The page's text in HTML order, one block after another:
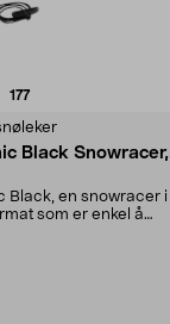
177anmeldelser
Black Snowracer,
Black, en snowracer i
som er enkel å
av 5 stjerner